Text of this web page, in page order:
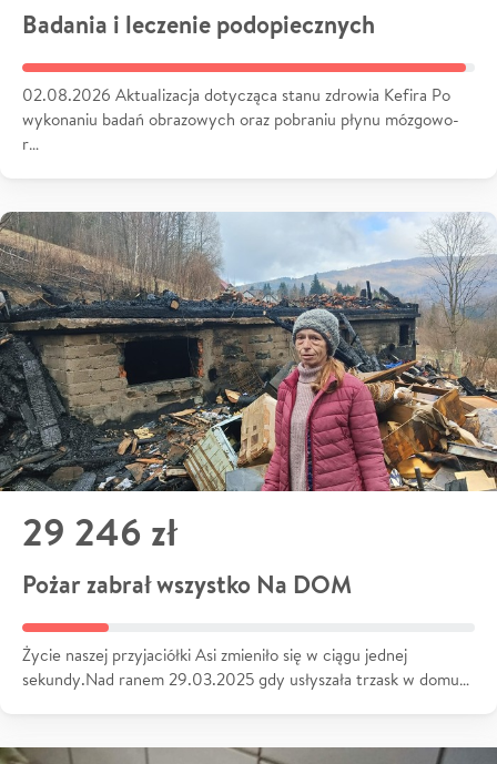
Badania i leczenie podopiecznych
02.08.2026 Aktualizacja dotycząca stanu zdrowia Kefira Po
wykonaniu badań obrazowych oraz pobraniu płynu mózgowo-
r…
29 246 zł
Pożar zabrał wszystko Na DOM
Życie naszej przyjaciółki Asi zmieniło się w ciągu jednej
sekundy.Nad ranem 29.03.2025 gdy usłyszała trzask w domu…